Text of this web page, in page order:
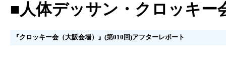
■人体デッサン・クロッキー
『クロッキー会（大阪会場）』(第010回)アフターレポート